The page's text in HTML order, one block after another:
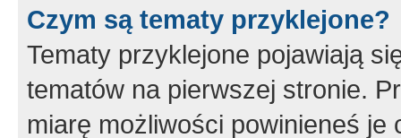
Czym są tematy przyklejone?
Tematy przyklejone pojawiają
tematów na pierwszej stronie.
miarę możliwości powinieneś je